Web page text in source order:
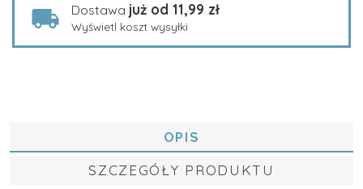
Dostawa już od 11,99 zł
Wyświetl koszt wysyłki
OPIS
SZCZEGÓŁY PRODUKTU